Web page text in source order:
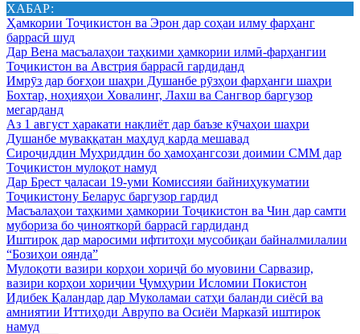
ХАБАР:
Ҳамкории Тоҷикистон ва Эрон дар соҳаи илму фарҳанг
баррасӣ шуд
Дар Вена масъалаҳои таҳкими ҳамкории илмӣ-фарҳангии
Тоҷикистон ва Австрия баррасӣ гардиданд
Имрӯз дар боғҳои шаҳри Душанбе рӯзҳои фарҳанги шаҳри
Бохтар, ноҳияҳои Ховалинг, Лахш ва Сангвор баргузор
мегарданд
Аз 1 август ҳаракати нақлиёт дар баъзе кӯчаҳои шаҳри
Душанбе муваққатан маҳдуд карда мешавад
Сироҷиддин Муҳриддин бо ҳамоҳангсози доимии СММ дар
Тоҷикистон мулоқот намуд
Дар Брест ҷаласаи 19-уми Комиссияи байниҳукуматии
Тоҷикистону Беларус баргузор гардид
Масъалаҳои таҳкими ҳамкории Тоҷикистон ва Чин дар самти
мубориза бо ҷинояткорӣ баррасӣ гардиданд
Иштирок дар маросими ифтитоҳи мусобиқаи байналмилалии
“Бозиҳои оянда”
Мулоқоти вазири корҳои хориҷӣ бо муовини Сарвазир,
вазири корҳои хориҷии Ҷумҳурии Исломии Покистон
Идибек Қаландар дар Муколамаи сатҳи баланди сиёсӣ ва
амниятии Иттиҳоди Аврупо ва Осиёи Марказӣ иштирок
намуд